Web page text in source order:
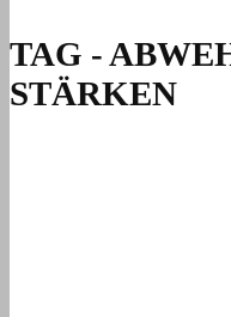
TAG -
STÄRKEN